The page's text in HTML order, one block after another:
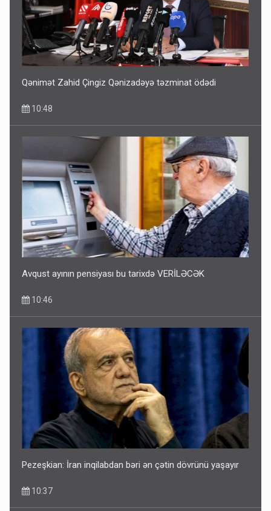
Qənimət Zahid Çingiz Qənizadəyə təzminat ödədi
10:48
Avqust ayının pensiyası bu tarixdə VERİLƏCƏK
10:46
Pezeşkian: İran inqilabdan bəri ən çətin dövrünü yaşayır
10:37